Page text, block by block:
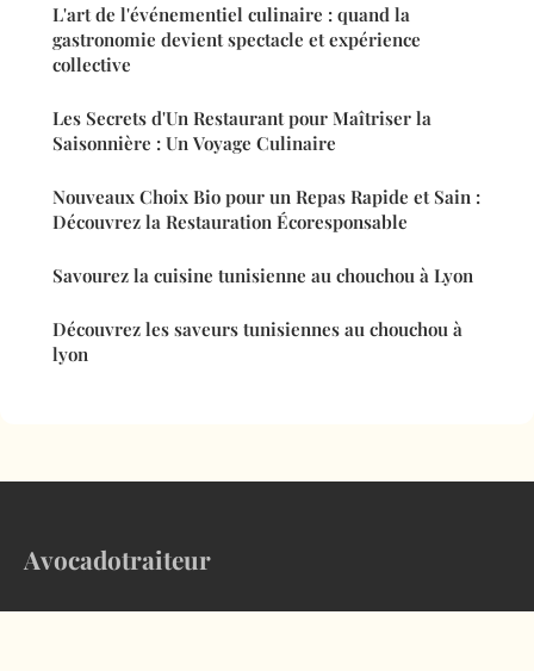
L'art de l'événementiel culinaire : quand la
gastronomie devient spectacle et expérience
collective
Les Secrets d'Un Restaurant pour Maîtriser la
Saisonnière : Un Voyage Culinaire
Nouveaux Choix Bio pour un Repas Rapide et Sain :
Découvrez la Restauration Écoresponsable
Savourez la cuisine tunisienne au chouchou à Lyon
Découvrez les saveurs tunisiennes au chouchou à
lyon
Avocadotraiteur